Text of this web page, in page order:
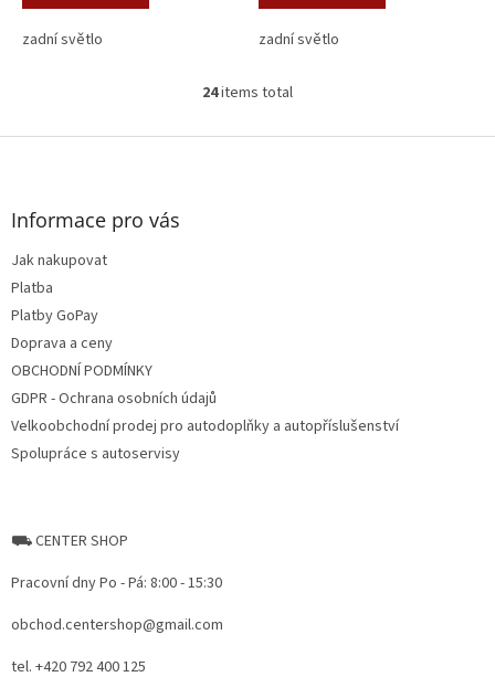
zadní světlo zadní světlo
L
s
24items total
F
Informace pro vás
Jak nakupovat
Platba
Platby GoPay
Doprava a ceny
OBCHODNÍ PODMÍNKY
GDPR - Ochrana osobních údajů
Velkoobchodní prodej pro autodoplňky a autopříslušenství
Spolupráce s autoservisy
⛟ CENTER SHOP
Pracovní dny Po - Pá: 8:00 - 15:30
obchod.centershop@gmail.com
tel. +420 792 400 125